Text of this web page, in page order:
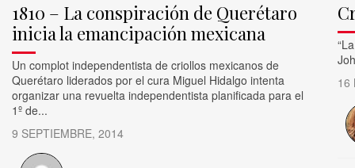
1810 – La conspiración de Querétaro
inicia la emancipación mexicana
Un complot independentista de criollos mexicanos de
Querétaro liderados por el cura Miguel Hidalgo intenta
organizar una revuelta independentista planificada para el
1º de...
9 SEPTIEMBRE, 2014
16